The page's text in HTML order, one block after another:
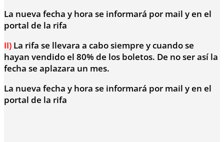
La nueva fecha y hora se informará por mail y en el
portal de la rifa
II) La rifa se llevara a cabo siempre y cuando se
hayan vendido el 80% de los boletos. De no ser así la
fecha se aplazara un mes.
La nueva fecha y hora se informará por mail y en el
portal de la rifa